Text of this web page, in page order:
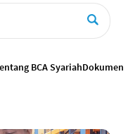
BCA SyariahDokumen